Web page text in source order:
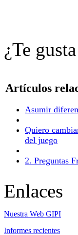
¿Te
Artículos
Asumir
Quiero
del juego
2. Preguntas
Enlaces
Nuestra Web GIPI
Informes recientes